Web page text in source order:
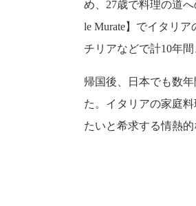
め、27歳で料理の道
le Murate】でイタリ
チリアなどで計10年間
帰国後、日本でも数年
た。イタリアの家庭
たいと希求する情熱的